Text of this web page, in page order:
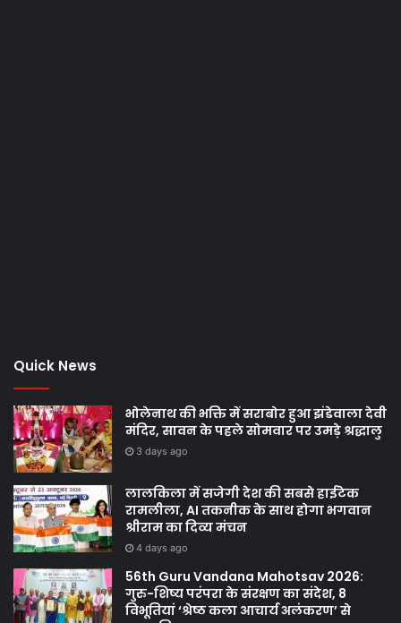
Quick News
भोलेनाथ की भक्ति में सराबोर हुआ झंडेवाला देवी
मंदिर, सावन के पहले सोमवार पर उमड़े श्रद्धालु
3 days ago
लालकिला में सजेगी देश की सबसे हाईटेक
रामलीला, AI तकनीक के साथ होगा भगवान
श्रीराम का दिव्य मंचन
4 days ago
56th Guru Vandana Mahotsav 2026:
गुरु-शिष्य परंपरा के संरक्षण का संदेश, 8
विभूतियां ‘श्रेष्ठ कला आचार्य अलंकरण’ से